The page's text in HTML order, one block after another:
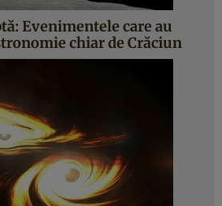
Evenimentele care au
chiar de Crăciun